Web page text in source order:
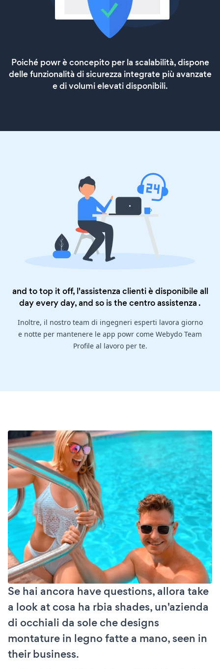
Poiché powr è concepito per la scalabilità, dispone
delle funzionalità di sicurezza integrate più avanzate
e di volumi elevati disponibili.
and to top it off, l'assistenza clienti è disponibile all
day every day, and so is thecentro assistenza .
Inoltre, il nostro team di ingegneri esperti lavora giorno
e notte per mantenere le app powr come Webydo Team
Profile al lavoro per te.
Se hai ancora have questions, allora take
a look at cosa ha rbia shades, un'azienda
di occhiali da sole che designs
montature in legno fatte a mano, seen in
their business.